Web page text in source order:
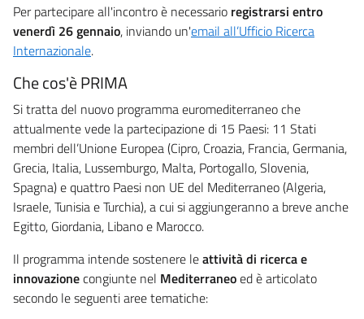
Per partecipare all'incontro è necessario registrarsi entro
venerdì 26 gennaio, inviando un'email all’Ufficio Ricerca
Internazionale.
Che cos'è PRIMA
Si tratta del nuovo programma euromediterraneo che
attualmente vede la partecipazione di 15 Paesi: 11 Stati
membri dell’Unione Europea (Cipro, Croazia, Francia, Germania,
Grecia, Italia, Lussemburgo, Malta, Portogallo, Slovenia,
Spagna) e quattro Paesi non UE del Mediterraneo (Algeria,
Israele, Tunisia e Turchia), a cui si aggiungeranno a breve anche
Egitto, Giordania, Libano e Marocco.
Il programma intende sostenere leattività di ricerca e
innovazionecongiunte nel Mediterraneoed è articolato
secondo le seguenti aree tematiche: